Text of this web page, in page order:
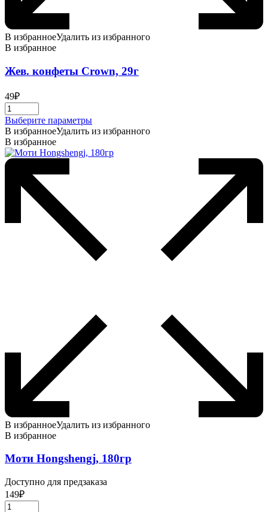
В избранноеУдалить из избранного
В избранное
Жев. конфеты Crown, 29г
49₽
Выберите параметрыЭтот
товар
несколько
В избранноеУдалить из избранного
В избранное
В избранноеУдалить из избранного
В избранное
Моти Hongshengj, 180гр
Доступно для предзаказа
149₽